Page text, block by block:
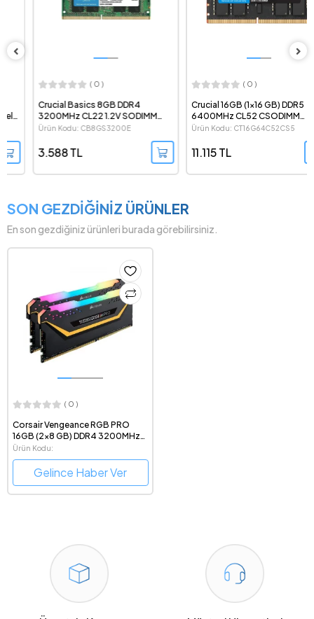
( 0 )
Crucial Basics 8GB DDR4
3200MHz CL22 1.2V SODIMM
Notebook Ram - CB8GS3200E
Ürün Kodu: CB8GS3200E
3.588 TL
( 0 )
Crucial 16GB (1x16 GB) DDR5
6400MHz CL52 CSODIMM
Notebook Ram -
Ürün Kodu: CT16G64C52CS5
11.115 TL
SON GEZDİĞİNİZ ÜRÜNLER
En son gezdiğiniz ürünleri burada görebilirsiniz.
( 0 )
Corsair Vengeance RGB PRO
16GB (2x8 GB) DDR4 3200MHz
CL16 Ram -
CMW16GX4M2C3200C16-TUF
Ürün Kodu:
CMW16GX4M2C3200C16-TUF
Gelince Haber Ver